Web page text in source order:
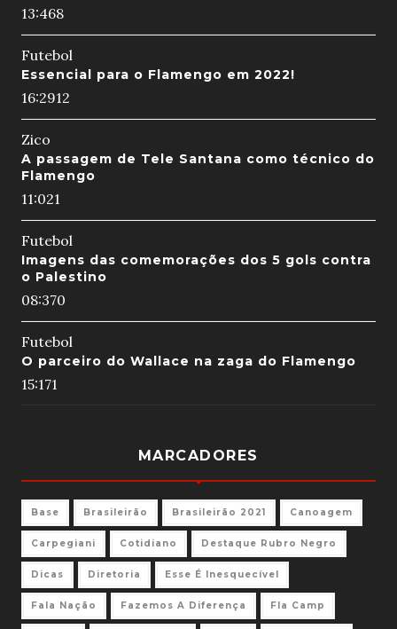
13:468
Futebol
Essencial para o Flamengo em 2022!
16:2912
Zico
A passagem de Tele Santana como técnico do
Flamengo
11:021
Futebol
Imagens das comemorações dos 5 gols contra
o Palestino
08:370
Futebol
O parceiro do Wallace na zaga do Flamengo
15:171
MARCADORES
Base Brasileirão Brasileirão 2021 Canoagem
Carpegiani Cotidiano Destaque Rubro Negro
Dicas Diretoria Esse É Inesquecível
Fala Nação Fazemos A Diferença Fla Camp